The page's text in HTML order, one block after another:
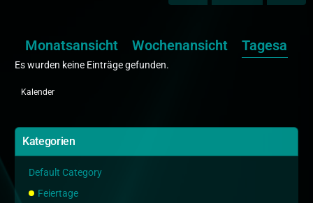
Monatsansicht Wochenansicht
Es wurden keine Einträge gefunden.
Kalender
Kategorien
Default Category
Feiertage